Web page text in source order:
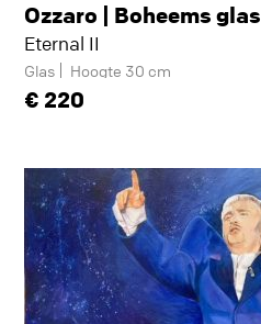
Ozzaro | Boheems glas
Eternal II
Glas Hoogte 30 cm
220